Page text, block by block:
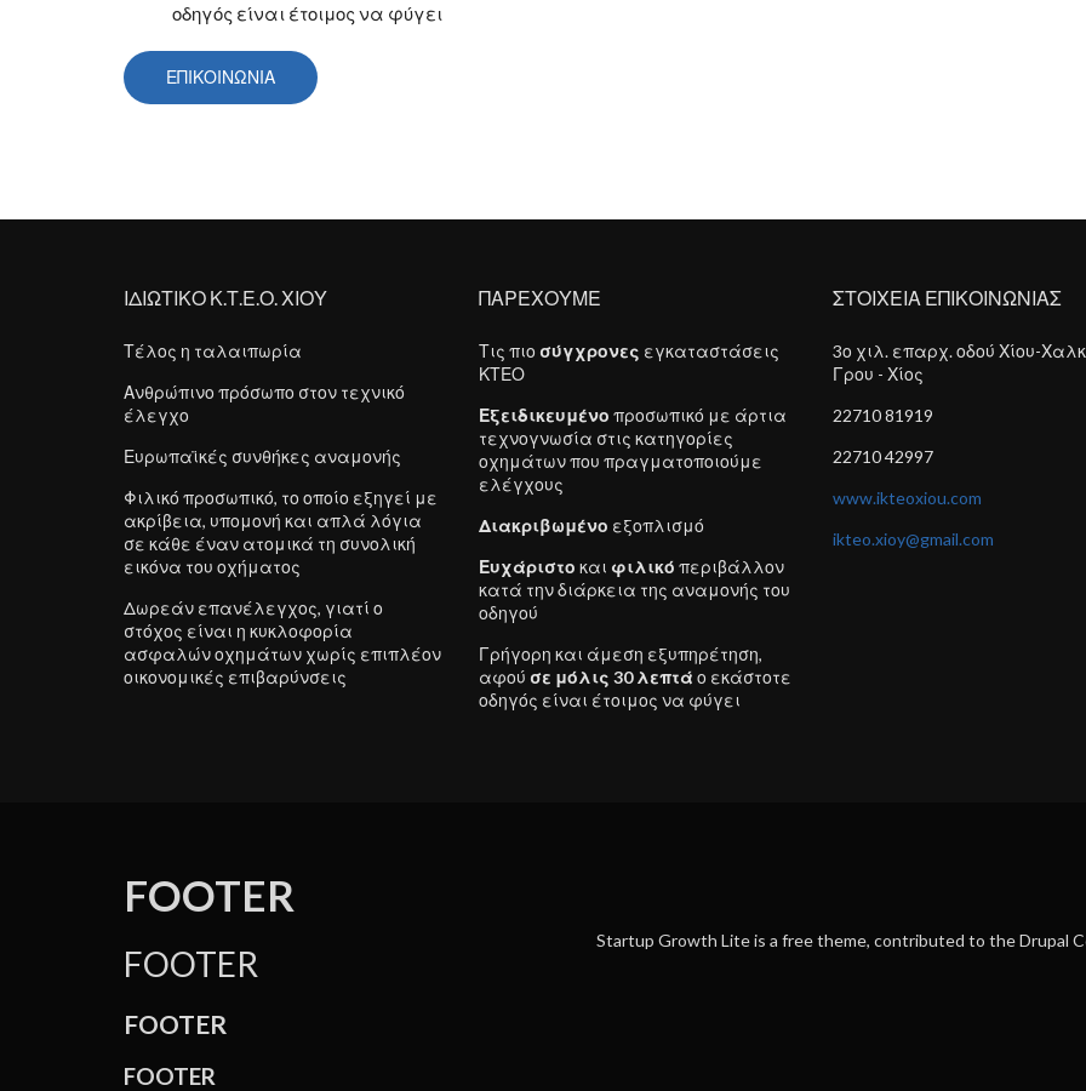
οδηγός είναι έτοιμος να φύγει
ΕΠΙΚΟΙΝΩΝΙΑ
ΙΔΙΩΤΙΚΟ Κ.Τ.Ε.Ο. ΧΙΟΥ
Τέλος η ταλαιπωρία
Ανθρώπινο πρόσωπο στον τεχνικό
έλεγχο
Ευρωπαϊκές συνθήκες αναμονής
Φιλικό προσωπικό, το οποίο εξηγεί με
ακρίβεια, υπομονή και απλά λόγια
σε κάθε έναν ατομικά τη συνολική
εικόνα του οχήματος
Δωρεάν επανέλεγχος, γιατί ο
στόχος είναι η κυκλοφορία
ασφαλών οχημάτων χωρίς επιπλέον
οικονομικές επιβαρύνσεις
ΠΑΡΕΧΟΥΜΕ
Τις πιο σύγχρονες εγκαταστάσεις
ΚΤΕΟ
Εξειδικευμένο προσωπικό με άρτια
τεχνογνωσία στις κατηγορίες
οχημάτων που πραγματοποιούμε
ελέγχους
Διακριβωμένο εξοπλισμό
Ευχάριστο και φιλικό περιβάλλον
κατά την διάρκεια της αναμονής του
οδηγού
Γρήγορη και άμεση εξυπηρέτηση,
αφού σε μόλις 30 λεπτά ο εκάστοτε
οδηγός είναι έτοιμος να φύγει
ΣΤΟΙΧΕΙΑ ΕΠΙΚΟΙΝΩΝΙΑΣ
3ο χιλ. επαρχ. οδού Χίου-
Γρου - Χίος
22710 81919
22710 42997
www.ikteoxiou.com
ikteo.xioy@gmail.com
FOOTER
FOOTER
FOOTER
FOOTER
Startup Growth Lite is a free theme, contributed to the Drupal